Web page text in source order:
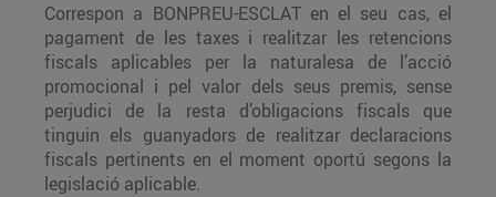
Correspon a BONPREU-ESCLAT en el seu cas, el
pagament de les taxes i realitzar les retencions
fiscals aplicables per la naturalesa de l’acció
promocional i pel valor dels seus premis, sense
perjudici de la resta d’obligacions fiscals que
tinguin els guanyadors de realitzar declaracions
fiscals pertinents en el moment oportú segons la
legislació aplicable.